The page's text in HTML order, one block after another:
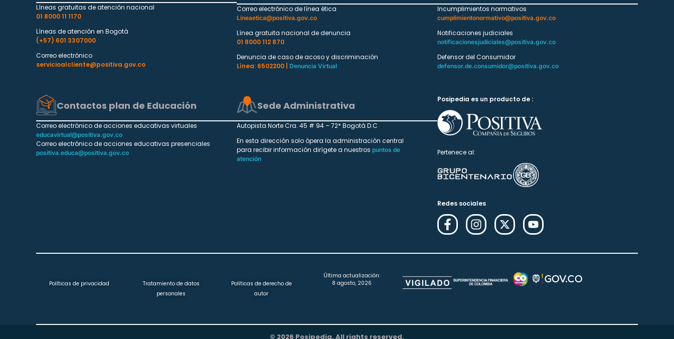
Líneas gratuitas de atención nacional
01 8000 11 1170
Líneas de atención en Bogotá
(+57) 601 3307000
Correo electrónico
servicioalcliente@positiva.gov.co
Correo electrónico de línea ética
Lineaetica@positiva.gov.co
Línea gratuita nacional de denuncia
01 8000 112 870
Denuncia de caso de acoso y discriminación
Línea: 6502200 |
Denuncia Virtual
Incumplimientos normativos
cumplimientonormativo@positiva.gov.co
Notificaciones judiciales
notificacionesjudiciales@positiva.gov.co
Defensor del Consumidor
defensor.de.consumidor@positiva.gov.co
Contactos plan de Educación
Correo electrónico de acciones educativas virtuales
educavirtual@positiva.gov.co
Correo electrónico de acciones educativas presenciales
positiva.educa@positiva.gov.co
Sede Administrativa
Autopista Norte Cra. 45 # 94 – 72* Bogotá D.C
En esta dirección solo ópera la administración central
para recibir información dirígete a nuestros puntos de
atención
Posipedia es un producto de :
Pertenece al:
Redes sociales
Políticas de privacidad
Tratamiento de datos
personales
Políticas de derecho de
autor
Última actualización:
8 agosto, 2026
© 2026 Posipedia. All rights reserved.